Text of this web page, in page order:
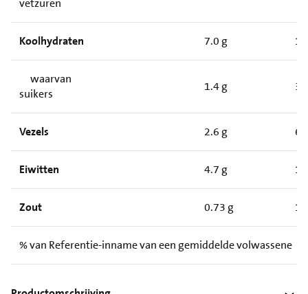
vetzuren
Koolhydraten 7.0 g
waarvan
suikers
1.4 g
Vezels 2.6 g
Eiwitten 4.7 g
Zout 0.73 g
% van Referentie-inname van een gemiddelde volwassene